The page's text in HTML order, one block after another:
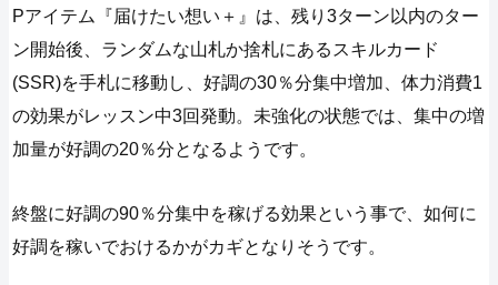
Pアイテム『届けたい想い＋』は、残り3ターン以内のター
ン開始後、ランダムな山札か捨札にあるスキルカード
(SSR)を手札に移動し、好調の30％分集中増加、体力消費1
の効果がレッスン中3回発動。未強化の状態では、集中の増
加量が好調の20％分となるようです。
終盤に好調の90％分集中を稼げる効果という事で、如何に
好調を稼いでおけるかがカギとなりそうです。